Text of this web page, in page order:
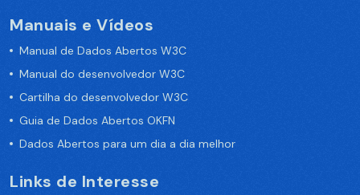
Manuais e Vídeos
Manual de Dados Abertos W3C
Manual do desenvolvedor W3C
Cartilha do desenvolvedor W3C
Guia de Dados Abertos OKFN
Dados Abertos para um dia a dia melhor
Links de Interesse